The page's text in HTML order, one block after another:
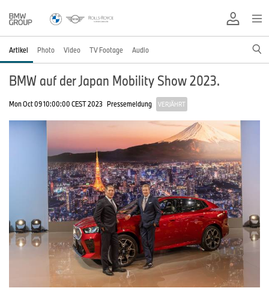
Artikel Photo Video TV Footage Audio
BMW auf der Japan Mobility Show 2023.
Mon Oct 09 10:00:00 CEST 2023 Pressemeldung VERJÄHRT